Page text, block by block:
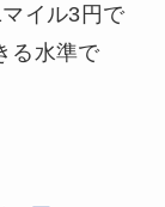
イル3円で
る水準で